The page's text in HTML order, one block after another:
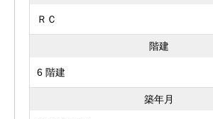
ＲＣ
階建
6 階建
築年月